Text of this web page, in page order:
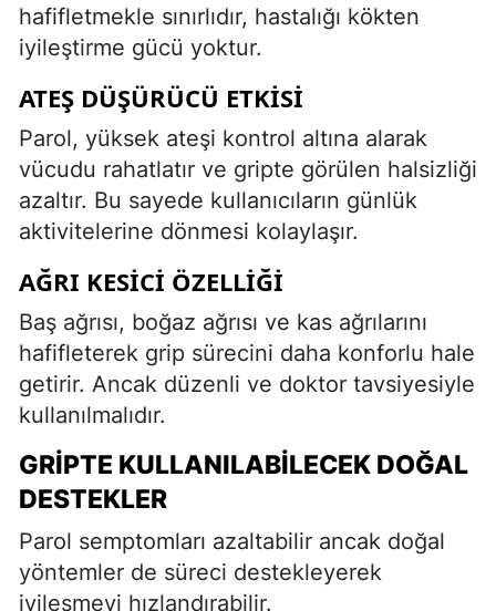
hafifletmekle sınırlıdır, hastalığı kökten
iyileştirme gücü yoktur.
ATEŞ DÜŞÜRÜCÜ ETKISI
Parol, yüksek ateşi kontrol altına alarak
vücudu rahatlatır ve gripte görülen halsizliği
azaltır. Bu sayede kullanıcıların günlük
aktivitelerine dönmesi kolaylaşır.
AĞRI KESICI ÖZELLIĞI
Baş ağrısı, boğaz ağrısı ve kas ağrılarını
hafifleterek grip sürecini daha konforlu hale
getirir. Ancak düzenli ve doktor tavsiyesiyle
kullanılmalıdır.
GRIPTE KULLANILABILECEK DOĞAL
DESTEKLER
Parol semptomları azaltabilir ancak doğal
yöntemler de süreci destekleyerek
iyileşmeyi hızlandırabilir.